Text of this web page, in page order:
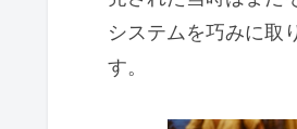
システムを巧みに取
す。